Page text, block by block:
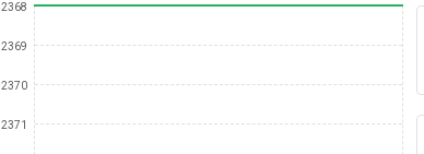
2368
2369
2370
2371